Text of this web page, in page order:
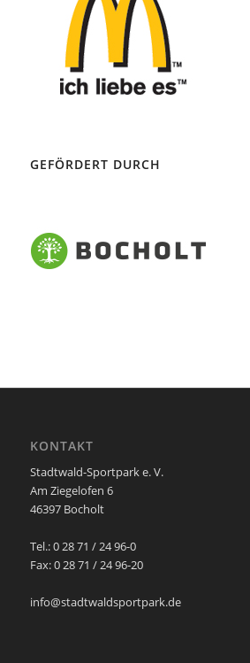
GEFÖRDERT DURCH
KONTAKT
Stadtwald-Sportpark e. V.
Am Ziegelofen 6
46397 Bocholt
Tel.: 0 28 71 / 24 96-0
Fax: 0 28 71 / 24 96-20
info@stadtwaldsportpark.de